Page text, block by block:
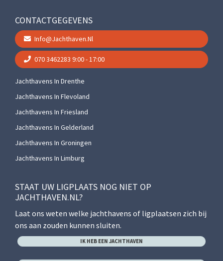
CONTACTGEGEVENS
Info@jachthaven.nl
070 3462283 9:00 - 17:00
Jachthavens In Drenthe
Jachthavens In Flevoland
Jachthavens In Friesland
Jachthavens In Gelderland
Jachthavens In Groningen
Jachthavens In Limburg
STAAT UW LIGPLAATS NOG NIET OP
JACHTHAVEN.NL?
Laat ons weten welke jachthavens of ligplaatsen zich bij
ons aan zouden kunnen sluiten.
IK HEB EEN JACHTHAVEN